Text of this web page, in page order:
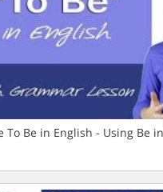
To Be in English - Using Be